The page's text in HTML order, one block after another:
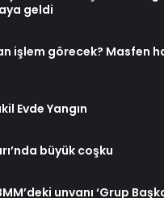
geldi
işlem görecek? Masfen
Evde Yangın
büyük coşku
unvanı ‘Grup